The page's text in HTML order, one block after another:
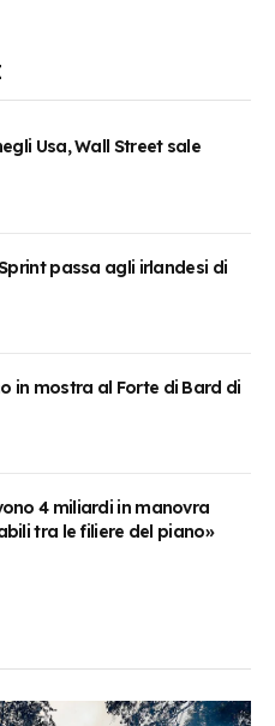
Usa, Wall Street sale
passa agli irlandesi di
in mostra al Forte di Bard di
4 miliardi in manovra
tra le filiere del piano»